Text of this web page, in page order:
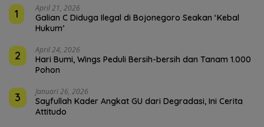
1
April 21, 2026
Galian C Diduga Ilegal di Bojonegoro Seakan ‘Kebal
Hukum’
2 April 24, 2026
Hari Bumi, Wings Peduli Bersih-bersih dan Tanam 1.000
Pohon
3 Januari 26, 2026
Sayfullah Kader Angkat GU dari Degradasi, Ini Cerita
Attitudo